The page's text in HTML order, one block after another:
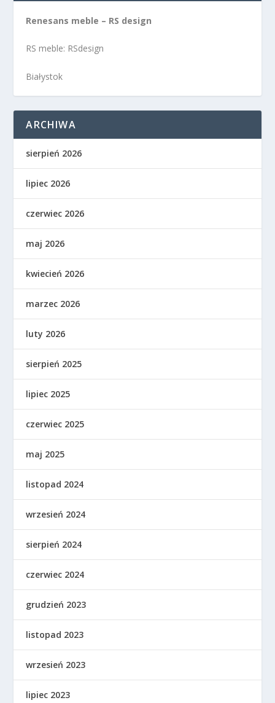
Renesans meble – RS design
RS meble: RSdesign
Białystok
ARCHIWA
sierpień 2026
lipiec 2026
czerwiec 2026
maj 2026
kwiecień 2026
marzec 2026
luty 2026
sierpień 2025
lipiec 2025
czerwiec 2025
maj 2025
listopad 2024
wrzesień 2024
sierpień 2024
czerwiec 2024
grudzień 2023
listopad 2023
wrzesień 2023
lipiec 2023